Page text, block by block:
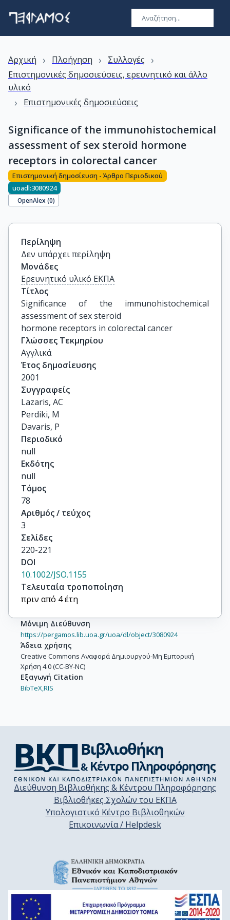
Αρχική › Πλοήγηση › Συλλογές ›
Επιστημονικές δημοσιεύσεις, ερευνητικό και άλλο
υλικό
› Επιστημονικές δημοσιεύσεις
Significance of the immunohistochemical
assessment of sex steroid hormone
receptors in colorectal cancer
Επιστημονική δημοσίευση - Άρθρο Περιοδικού
uoadl:3080924
OpenAlex (0)
Περίληψη
Δεν υπάρχει περίληψη
Μονάδες
Ερευνητικό υλικό ΕΚΠΑ
Τίτλος
Significance of the immunohistochemical
assessment of sex steroid
hormone receptors in colorectal cancer
Γλώσσες Τεκμηρίου
Αγγλικά
Έτος δημοσίευσης
2001
Συγγραφείς
Lazaris, AC
Perdiki, M
Davaris, P
Περιοδικό
null
Εκδότης
null
Τόμος
78
Αριθμός / τεύχος
3
Σελίδες
220-221
DOI
10.1002/JSO.1155
Τελευταία τροποποίηση
πριν από 4 έτη
Μόνιμη Διεύθυνση
https://pergamos.lib.uoa.gr/uoa/dl/object/3080924
Άδεια χρήσης
Creative Commons Αναφορά Δημιουργού-Μη Εμπορική
Χρήση 4.0 (CC-BY-NC)
Εξαγωγή Citation
BibTeX,RIS
Διεύθυνση Βιβλιοθήκης & Κέντρου Πληροφόρησης
Βιβλιοθήκες Σχολών του ΕΚΠΑ
Υπολογιστικό Κέντρο Βιβλιοθηκών
Επικοινωνία / Helpdesk